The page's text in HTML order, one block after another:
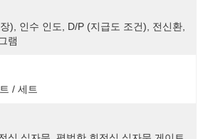
), 인수 인도, D/P (지급도 조건), 전신환,
램
/ 세트